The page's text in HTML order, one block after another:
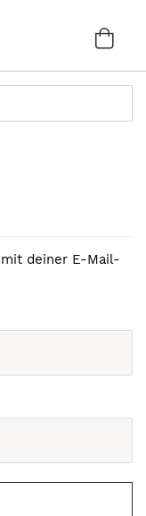
deiner E-Mail-